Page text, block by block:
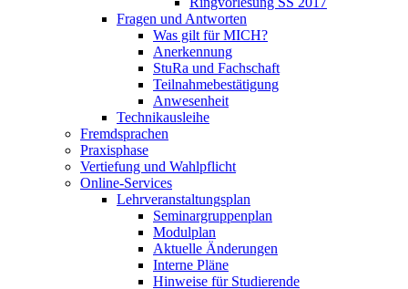
Fragen und Antworten
Was gilt für MICH?
Anerkennung
StuRa und Fachschaft
Teilnahmebestätigung
Anwesenheit
Technikausleihe
Fremdsprachen
Praxisphase
Vertiefung und Wahlpflicht
Online-Services
Lehrveranstaltungsplan
Seminargruppenplan
Modulplan
Aktuelle Änderungen
Interne Pläne
Hinweise für Studierende